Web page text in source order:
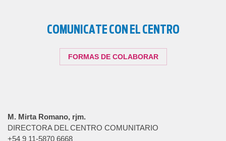
COMUNICATE CON EL CENTRO
FORMAS DE COLABORAR
M. Mirta Romano, rjm.
DIRECTORA DEL CENTRO COMUNITARIO
+54 9 11-5870 6668